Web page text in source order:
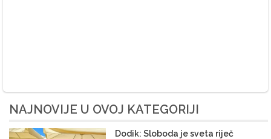
NAJNOVIJE U OVOJ KATEGORIJI
Dodik: Sloboda je sveta riječ